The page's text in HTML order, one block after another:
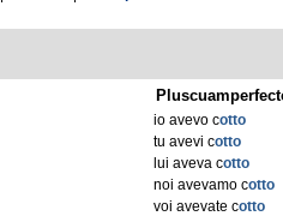
io avevo cotto
tu avevi cotto
lui aveva cotto
noi avevamo cotto
voi avevate cotto